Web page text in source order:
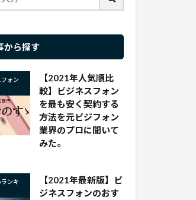
から探す
フォン
【2021年人気順比
較】ビジネスフォン
を最も安く契約する
方法を元ビジフォン
業界のプロに聞いて
みた。
ンキ
【2021年最新版】ビ
ジネスフォンのおす